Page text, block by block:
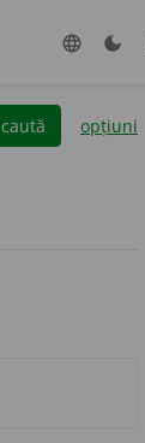
language dark_mode
caută opțiuni